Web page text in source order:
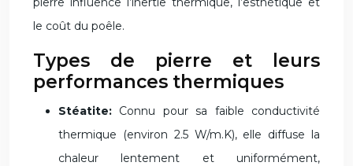
le coût du poêle.
Types de pierre et leurs
performances thermiques
Stéatite: Connu pour sa faible conductivité
thermique (environ 2.5 W/m.K), elle diffuse la
chaleur lentement et uniformément,